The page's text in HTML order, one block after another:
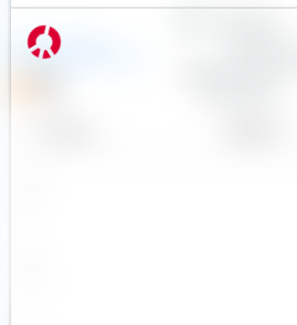
Investlinx Capital
Appreciation UCITS ETF